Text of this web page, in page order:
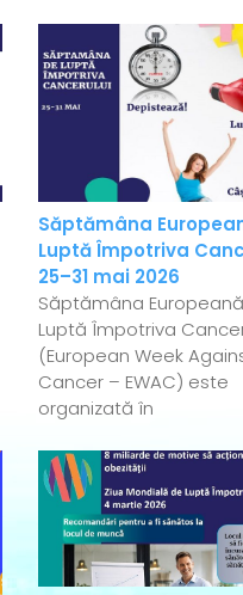
Săptămâna
Luptă Împotriva
25–31 mai 2026
Săptămâna
Luptă Împotriva
(European Week
Cancer – EWAC) este
organizată în